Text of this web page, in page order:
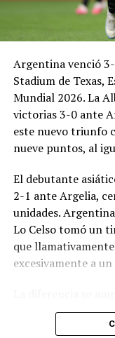
Argentina venció
Stadium de Texas,
Mundial 2026. La
victorias 3-0 ante
este nuevo triunfo
nueve puntos, al
El debutante
2-1 ante Argelia,
unidades.
Lo Celso tomó un
que
excesivamente a
Lautaro Martínez
anotó su primer